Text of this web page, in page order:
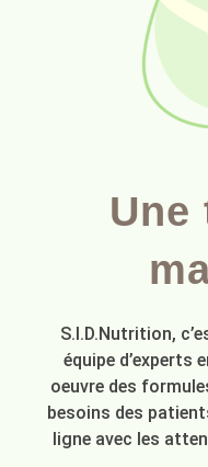
Une
S.I.D.Nutrition,
équipe d’experts
oeuvre des
besoins des
ligne avec les